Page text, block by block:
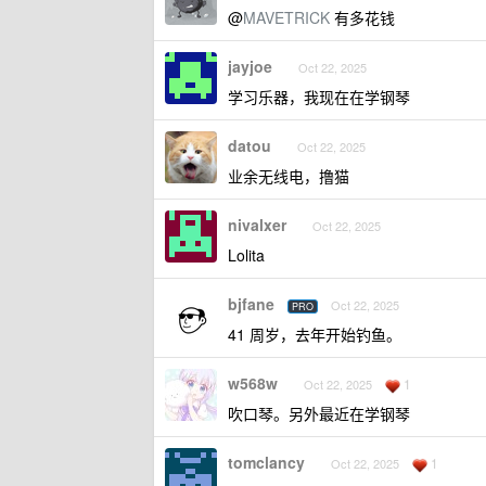
@MAVETRICK 有多花钱
jayjoe Oct 22, 2025
学习乐器，我现在在学钢琴
datou Oct 22, 2025
业余无线电，撸猫
nivalxer Oct 22, 2025
Lolita
bjfane PRO Oct 22, 2025
41 周岁，去年开始钓鱼。
w568w Oct 22, 2025 1
吹口琴。另外最近在学钢琴
tomclancy Oct 22, 2025 1